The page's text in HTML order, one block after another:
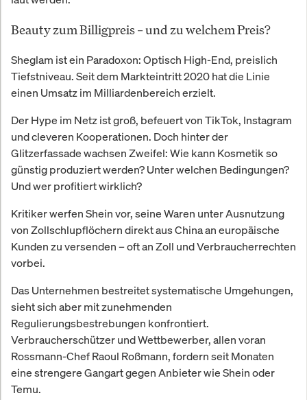
Beauty zum Billigpreis – und zu welchem Preis?
Sheglam ist ein Paradoxon: Optisch High-End, preislich
Tiefstniveau. Seit dem Markteintritt 2020 hat die Linie
einen Umsatz im Milliardenbereich erzielt.
Der Hype im Netz ist groß, befeuert von TikTok, Instagram
und cleveren Kooperationen. Doch hinter der
Glitzerfassade wachsen Zweifel: Wie kann Kosmetik so
günstig produziert werden? Unter welchen Bedingungen?
Und wer profitiert wirklich?
Kritiker werfen Shein vor, seine Waren unter Ausnutzung
von Zollschlupflöchern direkt aus China an europäische
Kunden zu versenden – oft an Zoll und Verbraucherrechten
vorbei.
Das Unternehmen bestreitet systematische Umgehungen,
sieht sich aber mit zunehmenden
Regulierungsbestrebungen konfrontiert.
Verbraucherschützer und Wettbewerber, allen voran
Rossmann-Chef Raoul Roßmann, fordern seit Monaten
eine strengere Gangart gegen Anbieter wie Shein oder
Temu.